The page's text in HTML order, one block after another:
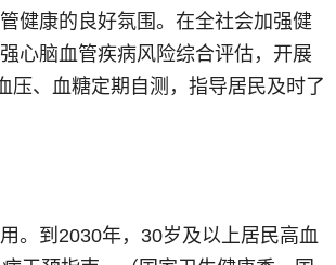
健康的良好氛围。在全社会加强健
心脑血管疾病风险综合评估，开展
压、血糖定期自测，指导居民及时了
。到2030年，30岁及以上居民高血